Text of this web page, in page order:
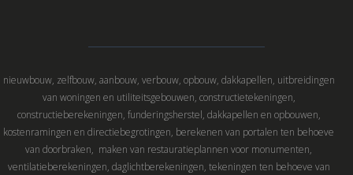
nieuwbouw, zelfbouw, aanbouw, verbouw, opbouw, dakkapellen, uitbreidingen
van woningen en utiliteitsgebouwen, constructietekeningen,
constructieberekeningen, funderingsherstel, dakkapellen en opbouwen,
kostenramingen en directiebegrotingen, berekenen van portalen ten behoeve
van doorbraken, maken van restauratieplannen voor monumenten,
ventilatieberekeningen, daglichtberekeningen, tekeningen ten behoeve van